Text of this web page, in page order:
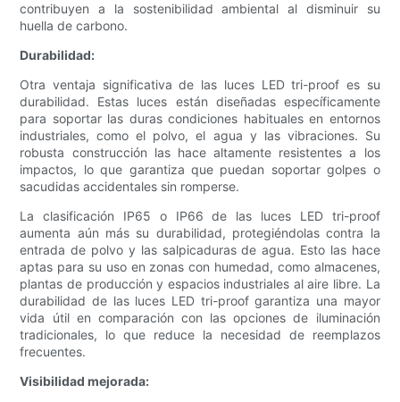
contribuyen a la sostenibilidad ambiental al disminuir su
huella de carbono.
Durabilidad:
Otra ventaja significativa de las luces LED tri-proof es su
durabilidad. Estas luces están diseñadas específicamente
para soportar las duras condiciones habituales en entornos
industriales, como el polvo, el agua y las vibraciones. Su
robusta construcción las hace altamente resistentes a los
impactos, lo que garantiza que puedan soportar golpes o
sacudidas accidentales sin romperse.
La clasificación IP65 o IP66 de las luces LED tri-proof
aumenta aún más su durabilidad, protegiéndolas contra la
entrada de polvo y las salpicaduras de agua. Esto las hace
aptas para su uso en zonas con humedad, como almacenes,
plantas de producción y espacios industriales al aire libre. La
durabilidad de las luces LED tri-proof garantiza una mayor
vida útil en comparación con las opciones de iluminación
tradicionales, lo que reduce la necesidad de reemplazos
frecuentes.
Visibilidad mejorada: